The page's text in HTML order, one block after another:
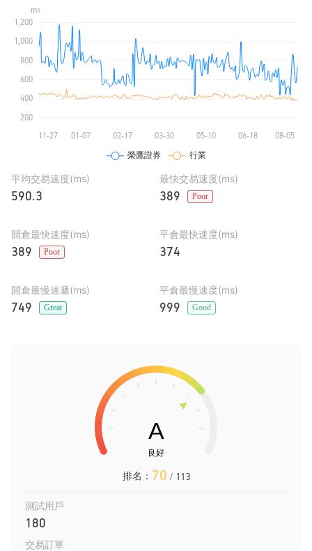
平均交易速度(ms)
590.3
最快交易速度(ms)
389 Poor
開倉最快速度(ms)
389 Poor
平倉最快速度(ms)
374
開倉最慢速遞(ms)
749 Great
平倉最慢速度(ms)
999 Good
排名： 70 / 113
測試用戶
180
交易訂單